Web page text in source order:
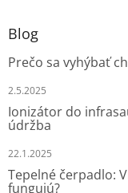
Blog
Prečo sa vyhýbať
2.5.2025
Ionizátor do
údržba
22.1.2025
Tepelné čerpadlo:
fungujú?